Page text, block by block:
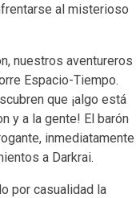
al misterioso
nuestros aventureros
Espacio-Tiempo.
que ¡algo está
y a la gente! El barón
inmediatamente
a Darkrai.
por casualidad la